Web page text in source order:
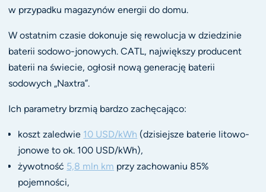
w przypadku magazynów energii do domu.
W ostatnim czasie dokonuje się rewolucja w dziedzinie
baterii sodowo-jonowych. CATL, największy producent
baterii na świecie, ogłosił nową generację baterii
sodowych „Naxtra”.
Ich parametry brzmią bardzo zachęcająco:
koszt zaledwie 10 USD/kWh (dzisiejsze baterie litowo-
jonowe to ok. 100 USD/kWh),
żywotność 5,8 mln km przy zachowaniu 85%
pojemności,